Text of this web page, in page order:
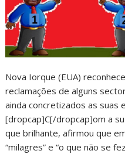
Nova Iorque (EUA)
reclamações de alguns
ainda concretizados as suas
[dropcap]C[/dropcap]om a
que brilhante, afirmou que
“milagres” e “o que não se